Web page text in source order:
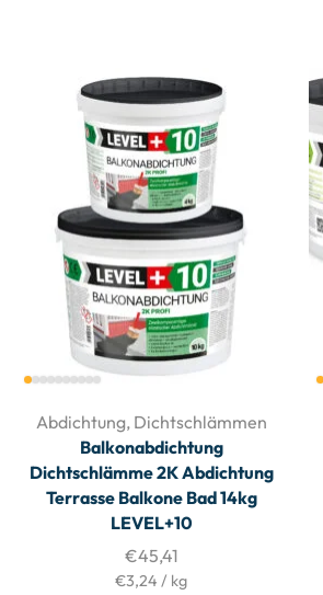
Abdichtung, Dichtschlämmen
Balkonabdichtung
Dichtschlämme 2K Abdichtung
Terrasse Balkone Bad 14kg
LEVEL+10
€45,41
€3,24 / kg